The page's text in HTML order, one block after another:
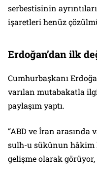
serbestisinin
işaretleri henüz
Erdoğan’dan ilk
Cumhurbaşkanı
varılan mutabakatla
paylaşım yaptı.
“ABD ve İran arasında
sulh-u sükûnun hâkim
gelişme olarak